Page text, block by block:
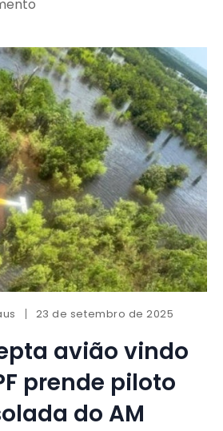
23 de setembro de 2025
avião vindo
prende piloto
do AM